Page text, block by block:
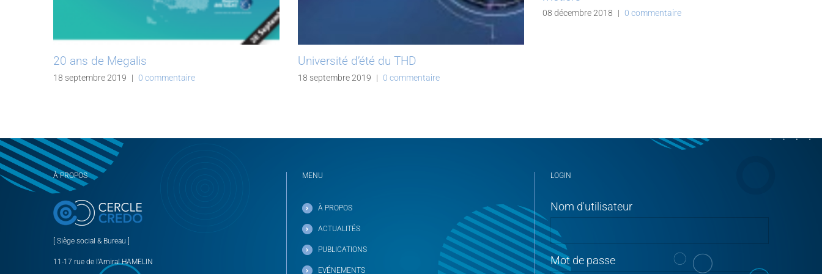
20 ans de Megalis
18 septembre 2019 | 0 commentaire
Université d’été du THD
18 septembre 2019 | 0 commentaire
08 décembre 2018 | 0 commentaire
À PROPOS
[ Siège social & Bureau ]
11-17 rue de l’Amiral HAMELIN
MENU
À PROPOS
ACTUALITÉS
PUBLICATIONS
EVÉNEMENTS
LOGIN
Nom d'utilisateur
Mot de passe